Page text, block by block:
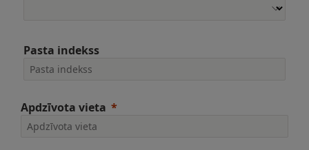
Pasta indekss
Apdzīvota vieta